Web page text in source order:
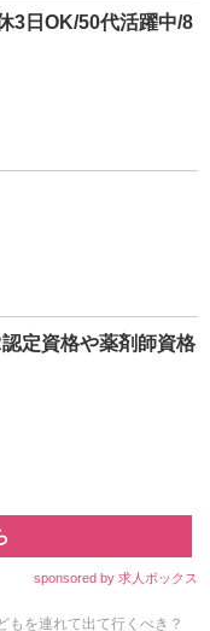
3日OK/50代活躍中/8
定資格や薬剤師資格
sponsored by 求人ボックス
もを連れて出て行くべき？